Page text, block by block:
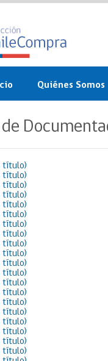
Quiénes Somos
objetivos
título)
título)
título)
título)
título)
título)
título)
título)
título)
título)
título)
título)
título)
título)
título)
título)
título)
título)
título)
título)